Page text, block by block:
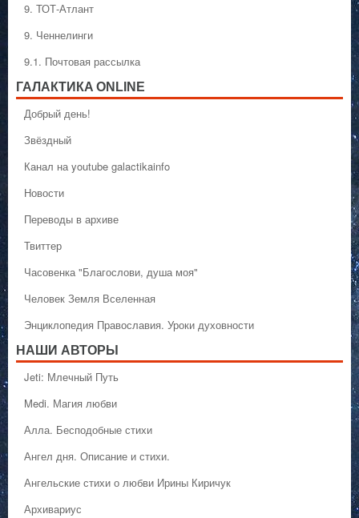
9. ТОТ-Атлант
9. Ченнелинги
9.1. Почтовая рассылка
ГАЛАКТИКA ONLINE
Добрый день!
Звёздный
Канал на youtube galactikainfo
Новости
Переводы в архиве
Твиттер
Часовенка "Благослови, душа моя"
Человек Земля Вселенная
Энциклопедия Православия. Уроки духовности
НАШИ АВТОРЫ
Jeti: Млечный Путь
Medi. Магия любви
Алла. Бесподобные стихи
Ангел дня. Описание и стихи.
Ангельские стихи о любви Ирины Киричук
Архивариус